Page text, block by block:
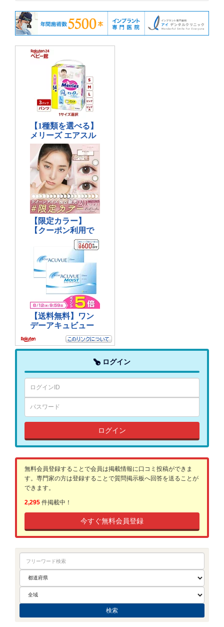
ログイン
ログイン
無料会員登録することで会員は掲載情報に口コミ投稿ができま
す。専門家の方は登録することで質問掲示板へ回答を送ることが
できます。
2,295 件掲載中！
今すぐ無料会員登録